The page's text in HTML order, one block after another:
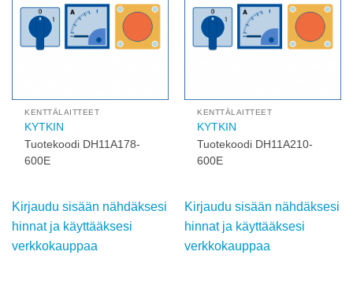
KENTTÄLAITTEET
KYTKIN
Tuotekoodi DH11A178-
600E
Kirjaudu sisään nähdäksesi
hinnat ja käyttääksesi
verkkokauppaa
KENTTÄLAITTEET
KYTKIN
Tuotekoodi DH11A210-
600E
Kirjaudu sisään nähdäksesi
hinnat ja käyttääksesi
verkkokauppaa